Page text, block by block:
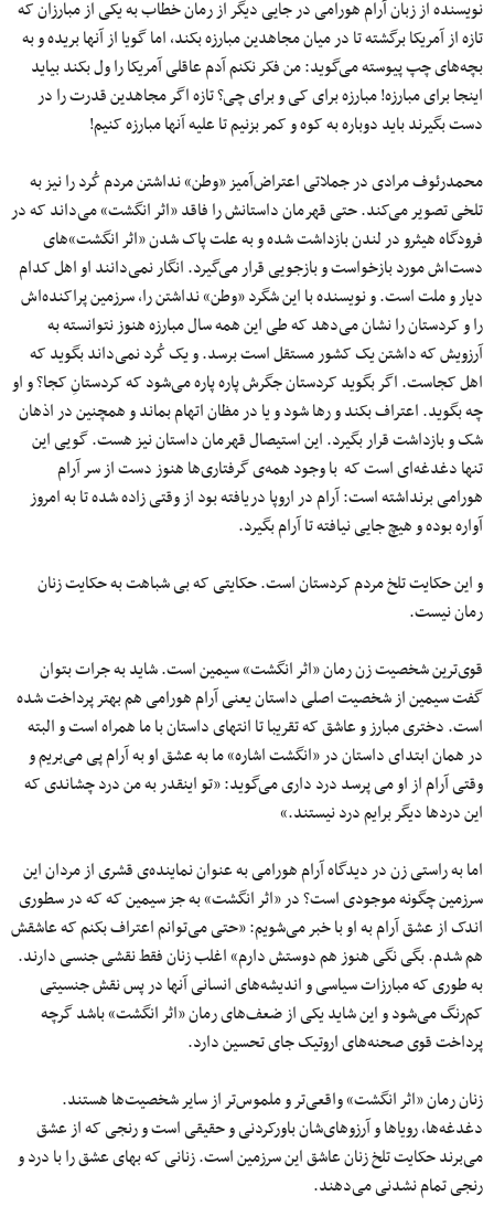
نویسنده از زبان آرام هورامی در جایی دیگر از رمان خطاب به یکی از مبارزان که
تازه از آمریکا برگشته تا در میان مجاهدین مبارزه بکند، اما گویا از آنها بریده و به
بچه‌های چپ پیوسته می‌گوید: من فکر نکنم آدم عاقلی آمریکا را ول بکند بیاید
اینجا برای مبارزه! مبارزه برای کی و برای چی؟ تازه اگر مجاهدین قدرت را در
دست بگیرند باید دوباره به کوه و کمر بزنیم تا علیه آنها مبارزه کنیم!
محمد‌رئوف مرادی در جملاتی اعتراض‌آمیز «وطن» نداشتن مردم کُرد را نیز به
تلخی تصویر می‌کند. حتی قهرمان داستانش را فاقد «اثر انگشت» می‌داند که در
فرودگاه هیثرو در لندن بازداشت شده و به علت پاک شدن «اثر انگشت»های
دست‌اش مورد بازخواست و بازجویی قرار می‌گیرد. انگار نمی‌دانند او اهل کدام
دیار و ملت است. و نویسنده با این شگرد «وطن» نداشتن را، سرزمین پراکنده‌اش
را و کردستان را نشان می‌دهد که طی این همه سال مبارزه هنوز نتوانسته به
آرزویش که داشتن یک کشور مستقل است برسد. و یک کُرد نمی‌داند بگوید که
اهل کجاست. اگر بگوید کردستان جگرش پاره پاره می‌شود که کردستانِ کجا؟ و او
چه بگوید. اعتراف بکند و رها شود و یا در مظان اتهام بماند و همچنین در اذهان
شک و بازداشت قرار بگیرد. این استیصال قهرمان داستان نیز هست. گویی این
تنها دغدغه‌ای است که با وجود همه‌ی گرفتاری‌ها هنوز دست از سر آرام
هورامی برنداشته است: آرام در اروپا دریافته بود از وقتی زاده شده تا به امروز
آواره بوده و هیچ جایی نیافته تا آرام بگیرد.
و این حکایت تلخ مردم کردستان است. حکایتی که بی شباهت به حکایت زنان
رمان نیست.
قوی‌ترین شخصیت زن رمان «اثر انگشت» سیمین است. شاید به جرات بتوان
گفت سیمین از شخصیت اصلی داستان یعنی آرام هورامی هم بهتر پرداخت شده
است. دختری مبارز و عاشق که تقریبا تا انتهای داستان با ما همراه است و البته
در همان ابتدای داستان در «انگشت اشاره» ما به عشق او به آرام پی می‌بریم و
وقتی آرام از او می پرسد درد داری می‌گوید: «تو اینقدر به من درد چشاندی که
این دردها دیگر برایم درد نیستند.»
اما به راستی زن در دیدگاه آرام هورامی به عنوان نماینده‌ی قشری از مردان این
سرزمین چگونه موجودی است؟ در «اثر انگشت» به جز سیمین که که در سطوری
اندک از عشق آرام به او با خبر می‌شویم: «حتی می‌توانم اعتراف بکنم که عاشقش
هم شدم. بگی نگی هنوز هم دوستش دارم» اغلب زنان فقط نقشی جنسی دارند.
به طوری که مبارزات سیاسی و اندیشه‌های انسانی آنها در پس نقش جنسیتی
کم‌رنگ می‌شود و این شاید یکی از ضعف‌های رمان «اثر انگشت» باشد گرچه
پرداخت قوی صحنه‌های اروتیک جای تحسین دارد.
زنان رمان «اثر انگشت» واقعی‌تر و ملموس‌تر از سایر شخصیت‌ها هستند.
دغدغه‌ها، رویاها و آرزوهای‌شان باورکردنی و حقیقی است و رنجی که از عشق
می‌برند حکایت تلخ زنان عاشق این سرزمین است. زنانی که بهای عشق را با درد و
رنجی تمام نشدنی می‌دهند.